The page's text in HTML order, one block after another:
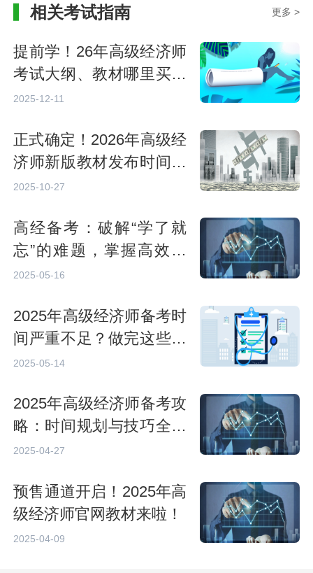
相关考试指南 更多 >
提前学！26年高级经济师
考试大纲、教材哪里买？
附25年参考
2025-12-11
正式确定！2026年高级经
济师新版教材发布时间：
预计4月底
2025-10-27
高经备考：破解“学了就
忘”的难题，掌握高效记
忆法
2025-05-16
2025年高级经济师备考时
间严重不足？做完这些事
更能沉着应对考试！
2025-05-14
2025年高级经济师备考攻
略：时间规划与技巧全解
析
2025-04-27
预售通道开启！2025年高
级经济师官网教材来啦！
2025-04-09